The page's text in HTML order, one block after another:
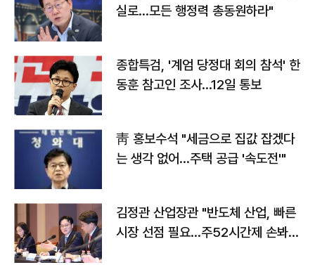
실로…모든 행정력 총동원하라"
종합특검, '계엄 당정대 회의 참석' 한
동훈 참고인 조사...12일 통보
靑 홍보수석 "세금으로 집값 잡겠다
는 생각 없어…주택 공급 '속도전'"
김정관 산업장관 "반도체 산업, 빠른
시장 선점 필요…주52시간제 손봐